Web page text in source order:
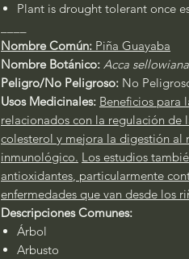
Plant is drought tolerant once
Nombre Común: Piña Guayaba
Nombre Botánico: Acca sellowiana
Peligro/No Peligroso: No
Usos Medicinales: Beneficios para
relacionados con la regulación de
colesterol y mejora la digestión al
inmunológico. Los estudios
antioxidantes, particularmente
enfermedades que van desde los
Descripciones Comunes:
Árbol
Arbusto